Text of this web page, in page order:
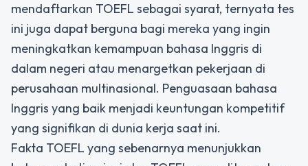
mendaftarkan TOEFL sebagai syarat, ternyata tes
ini juga dapat berguna bagi mereka yang ingin
meningkatkan kemampuan bahasa Inggris di
dalam negeri atau menargetkan pekerjaan di
perusahaan multinasional. Penguasaan bahasa
Inggris yang baik menjadi keuntungan kompetitif
yang signifikan di dunia kerja saat ini.
Fakta TOEFL yang sebenarnya menunjukkan